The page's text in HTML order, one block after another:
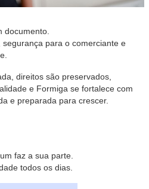
documento.
para o comerciante e
direitos são preservados,
e Formiga se fortalece com
e preparada para crescer.
faz a sua parte.
todos os dias.